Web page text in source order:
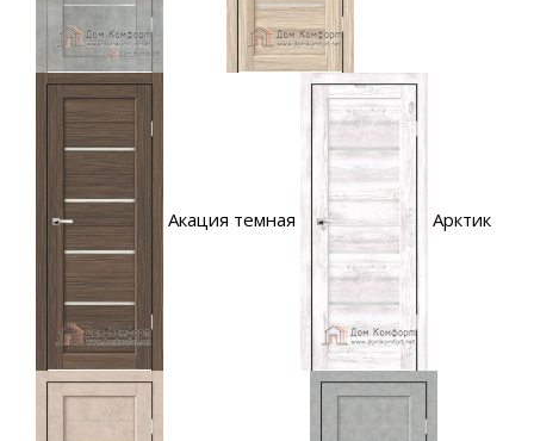
Акация темная Арктик